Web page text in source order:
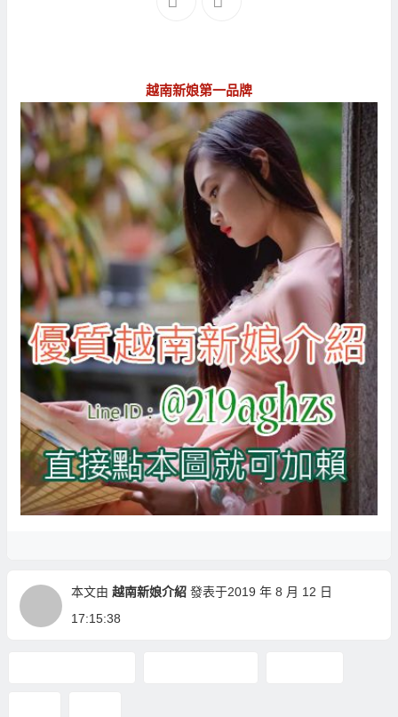
越南新娘第一品牌
本文由 越南新娘介紹 發表于2019 年 8 月 12 日
17:15:38